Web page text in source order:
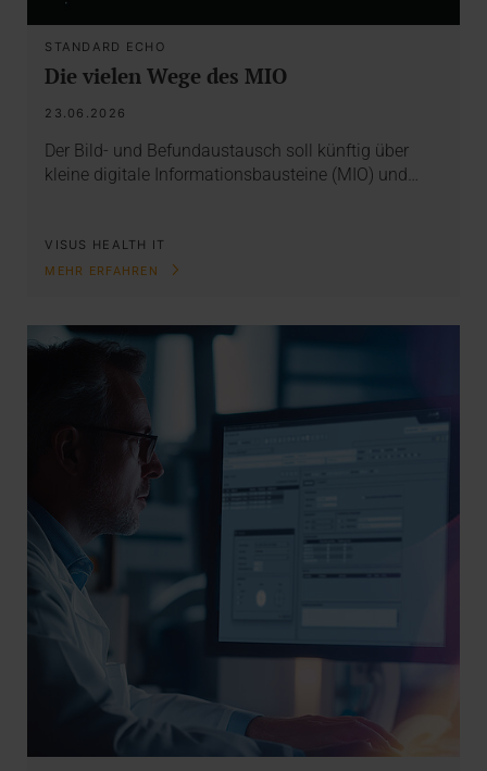
STANDARD ECHO
Die vielen Wege des MIO
23.06.2026
Der Bild- und Befundaustausch soll künftig über
kleine digitale Informationsbausteine (MIO) und…
VISUS HEALTH IT
MEHR ERFAHREN